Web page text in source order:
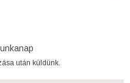
után küldünk.